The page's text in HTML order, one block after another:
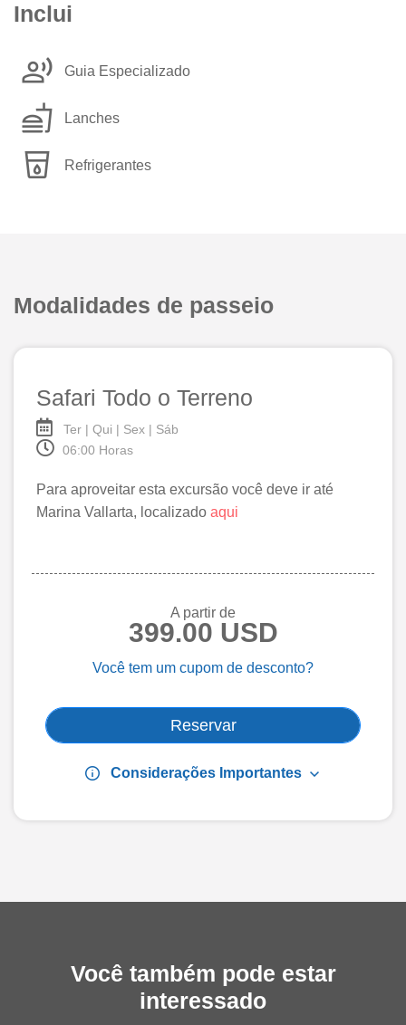
Inclui
record_voice_over Guia Especializado
fastfood Lanches
local_drink Refrigerantes
Modalidades de passeio
Safari Todo o Terreno
Ter | Qui | Sex | Sáb
06:00 Horas
Para aproveitar esta excursão você deve ir até
Marina Vallarta, localizado aqui
A partir de
399.00 USD
Você tem um cupom de desconto?
Reservar
info Considerações Importantes keyboard_arrow_down
Você também pode estar
interessado